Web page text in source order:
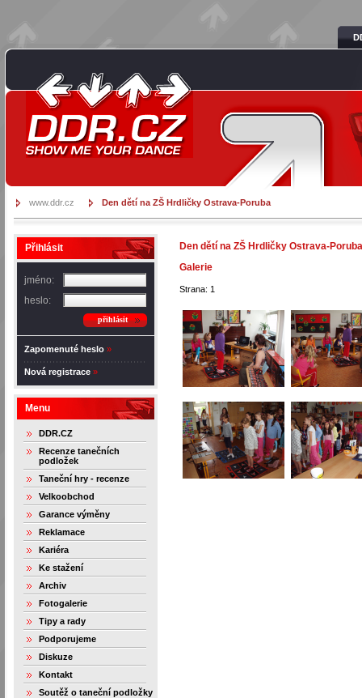
DDR.cz
www.ddr.cz Den dětí na ZŠ Hrdličky Ostrava-Poruba
Přihlásit
jméno:
heslo:
přihlásit
Zapomenuté heslo »
Nová registrace »
Menu
DDR.CZ
Recenze tanečních
podložek
Taneční hry - recenze
Velkoobchod
Garance výměny
Reklamace
Kariéra
Ke stažení
Archiv
Fotogalerie
Tipy a rady
Podporujeme
Diskuze
Kontakt
Soutěž o taneční podložky
Den dětí na ZŠ Hrdličky Ostrava-Poruba
Galerie
Strana: 1